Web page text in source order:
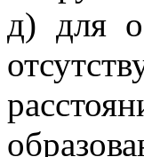
д) для